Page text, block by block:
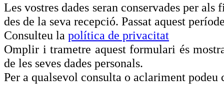
Les vostres dades seran conservades per
des de la seva recepció. Passat aquest
Consulteu la política de privacitat
Omplir i trametre aquest formulari és
de les seves dades personals.
Per a qualsevol consulta o aclariment